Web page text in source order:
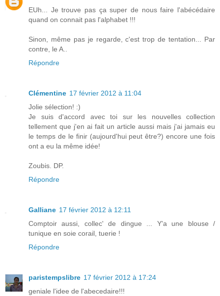
EUh... Je trouve pas ça super de nous faire l'abécédaire
quand on connait pas l'alphabet !!!
Sinon, même pas je regarde, c'est trop de tentation... Par
contre, le A..
Répondre
Clémentine 17 février 2012 à 11:04
Jolie sélection! :)
Je suis d'accord avec toi sur les nouvelles collection
tellement que j'en ai fait un article aussi mais j'ai jamais eu
le temps de le finir (aujourd'hui peut être?) encore une fois
ont a eu la même idée!
Zoubis. DP.
Répondre
Galliane 17 février 2012 à 12:11
Comptoir aussi, collec' de dingue ... Y'a une blouse /
tunique en soie corail, tuerie !
Répondre
paristempslibre 17 février 2012 à 17:24
geniale l'idee de l'abecedaire!!!